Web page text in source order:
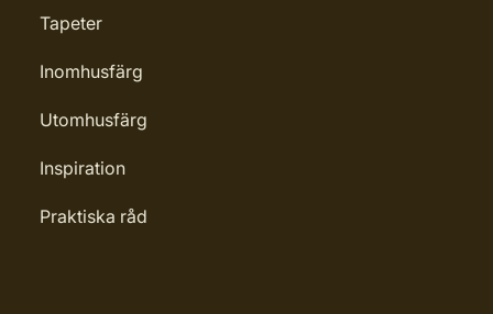
Tapeter
Inomhusfärg
Utomhusfärg
Inspiration
Praktiska råd